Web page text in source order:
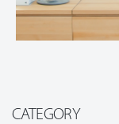
CATEGORY